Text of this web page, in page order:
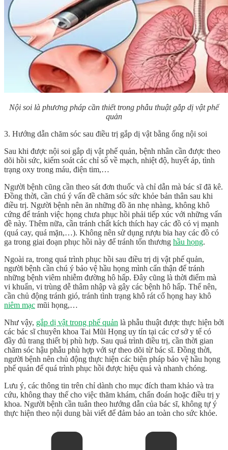
Nội soi là phương pháp cần thiết trong phẫu thuật gắp dị vật phế
quản
3. Hướng dẫn chăm sóc sau điều trị gắp dị vật bằng ống nội soi
Sau khi được nội soi gắp dị vật phế quản, bệnh nhân cần được theo
dõi hồi sức, kiểm soát các chỉ số về mạch, nhiệt độ, huyết áp, tình
trạng oxy trong máu, điện tim,…
Người bệnh cũng cần theo sát đơn thuốc và chỉ dẫn mà bác sĩ đã kê.
Đồng thời, cần chú ý vấn đề chăm sóc sức khỏe bản thân sau khi
điều trị. Người bệnh nên ăn những đồ ăn nhẹ nhàng, không khô
cứng để tránh việc họng chưa phục hồi phải tiếp xúc với những vấn
đề này. Thêm nữa, cần tránh chất kích thích hay các đồ có vị mạnh
(quá cay, quá mặn,…). Không nên sử dụng rượu bia hay các đồ có
ga trong giai đoạn phục hồi này để tránh tổn thương hầu họng.
Ngoài ra, trong quá trình phục hồi sau điều trị dị vật phế quản,
người bệnh cần chú ý bảo vệ hầu họng mình cẩn thận để tránh
những bệnh viêm nhiễm đường hô hấp. Đây cũng là thời điểm mà
vi khuẩn, vi trùng dễ thâm nhập và gây các bệnh hô hấp. Thế nên,
cần chủ động tránh gió, tránh tình trạng khô rát cổ họng hay khô
niêm mạc mũi họng,…
Như vậy, gắp dị vật trong phế quản là phẫu thuật được thực hiện bởi
các bác sĩ chuyên khoa Tai Mũi Họng uy tín tại các cơ sở y tế có
đầy đủ trang thiết bị phù hợp. Sau quá trình điều trị, cần thời gian
chăm sóc hậu phẫu phù hợp với sự theo dõi từ bác sĩ. Đồng thời,
người bệnh nên chủ động thực hiện các biện pháp bảo vệ hầu họng
phế quản để quá trình phục hồi được hiệu quả và nhanh chóng.
Lưu ý, các thông tin trên chỉ dành cho mục đích tham khảo và tra
cứu, không thay thế cho việc thăm khám, chẩn đoán hoặc điều trị y
khoa. Người bệnh cần tuân theo hướng dẫn của bác sĩ, không tự ý
thực hiện theo nội dung bài viết để đảm bảo an toàn cho sức khỏe.